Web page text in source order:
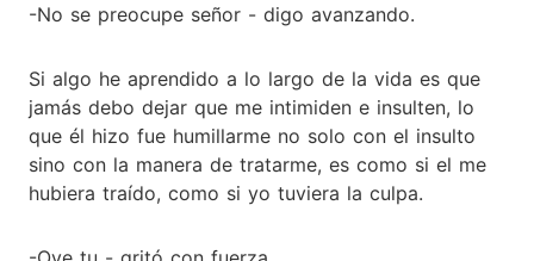
-No se preocupe señor - digo avanzando.
Si algo he aprendido a lo largo de la vida es que
jamás debo dejar que me intimiden e insulten, lo
que él hizo fue humillarme no solo con el insulto
sino con la manera de tratarme, es como si el me
hubiera traído, como si yo tuviera la culpa.